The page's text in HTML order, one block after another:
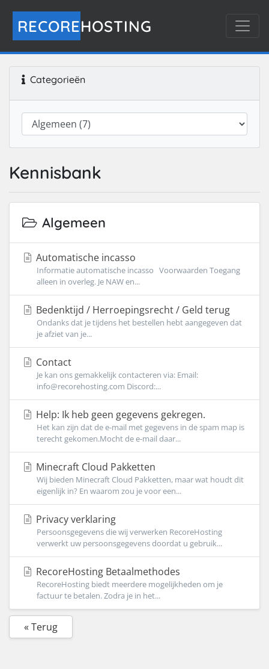
RECOREHOSTING
Categorieën
Kennisbank
Algemeen
Automatische incasso
Informatie automatische incasso Voorwaarden Toegang
alleen in overleg. Je NAW en...
Bedenktijd / Herroepingsrecht / Geld terug
Ondanks dat je tijdens het bestellen hebt aangegeven dat
je afziet van je...
Contact
Je kan ons gemakkelijk contacteren via: Email:
info@recorehosting.com Discord:...
Help: Ik heb geen gegevens gekregen.
Het kan zijn dat de e-mail met gegevens in de spam map is
terecht gekomen.Mocht de e-mail daar...
Minecraft Cloud Pakketten
Wij bieden Minecraft Cloud Pakketten, maar wat houdt dit
eigenlijk in? En waarom zou je voor een...
Privacy verklaring
Persoonsgegevens die wij verwerken RecoreHosting
verwerkt uw persoonsgegevens doordat u gebruik...
RecoreHosting Betaalmethodes
RecoreHosting biedt meerdere mogelijkheden om je
factuur te betalen. Zodra je in het...
« Terug